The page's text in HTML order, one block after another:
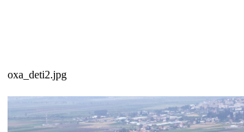
oxa_deti2.jpg